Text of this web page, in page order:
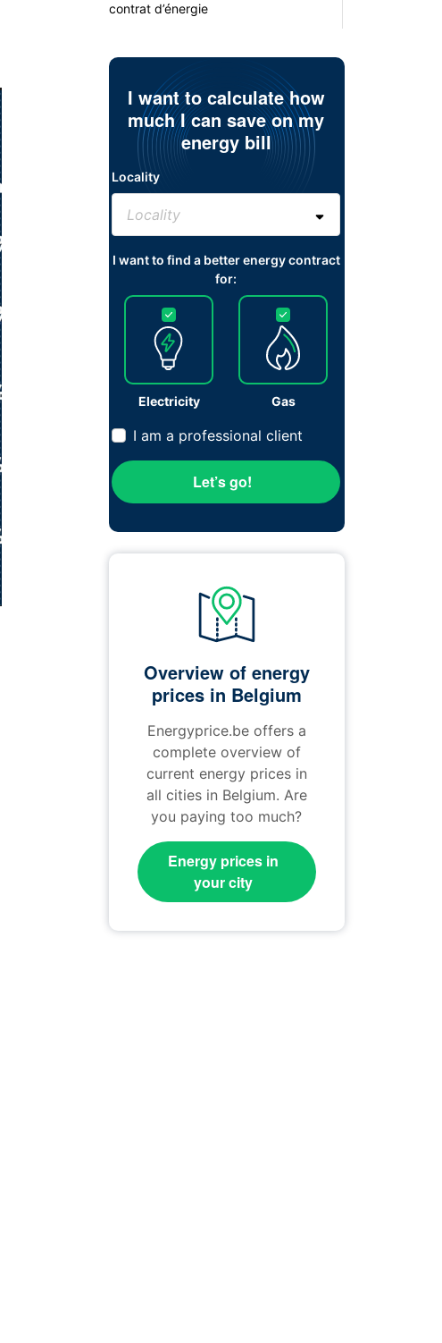
contrat d’énergie
I want to calculate how
much I can save on my
energy bill
Locality
I want to find a better energy contract
for:
Electricity Gas
I am a professional client
Let’s go!
Overview of energy
prices in Belgium
Energyprice.be offers a
complete overview of
current energy prices in
all cities in Belgium. Are
you paying too much?
Energy prices in
your city